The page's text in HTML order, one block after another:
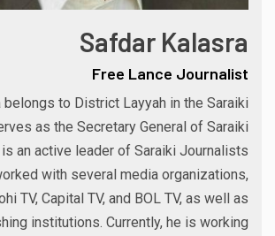
Safdar Kalasra
Free Lance Journalist
belongs to District Layyah in the Saraiki
as the Secretary General of Saraiki
is an active leader of Saraiki Journalists
with several media organizations,
TV, Capital TV, and BOL TV, as well as
institutions. Currently, he is working